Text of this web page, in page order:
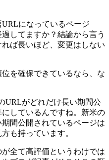
になっているページ
してますか？結論から言う
ば長いほど、変更はしない
を確保できているなら、な
URLがどれだけ長い期間公
しているんですね。新米の
間公開されているページは
も持っています。
全て高評価というわけでは